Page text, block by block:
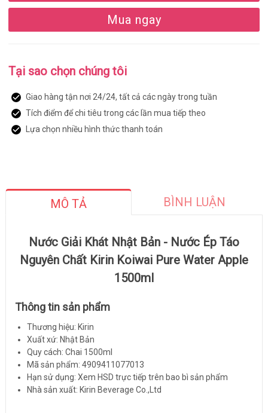
Mua ngay
Tại sao chọn chúng tôi
Giao hàng tận nơi 24/24, tất cả các ngày trong tuần
Tích điểm để chi tiêu trong các lần mua tiếp theo
Lựa chọn nhiều hình thức thanh toán
MÔ TẢ BÌNH LUẬN
Nước Giải Khát Nhật Bản - Nước Ép Táo
Nguyên Chất Kirin Koiwai Pure Water Apple
1500ml
Thông tin sản phẩm
Thương hiệu: Kirin
Xuất xứ: Nhật Bản
Quy cách: Chai 1500ml
Mã sản phẩm: 4909411077013
Hạn sử dụng: Xem HSD trực tiếp trên bao bì sản phẩm
Nhà sản xuất: Kirin Beverage Co.,Ltd